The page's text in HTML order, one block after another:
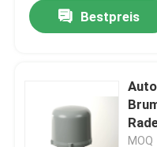
Brummen-Störsender
Funksignal-
Hochfrequenz-
Bestpreis
MOQ